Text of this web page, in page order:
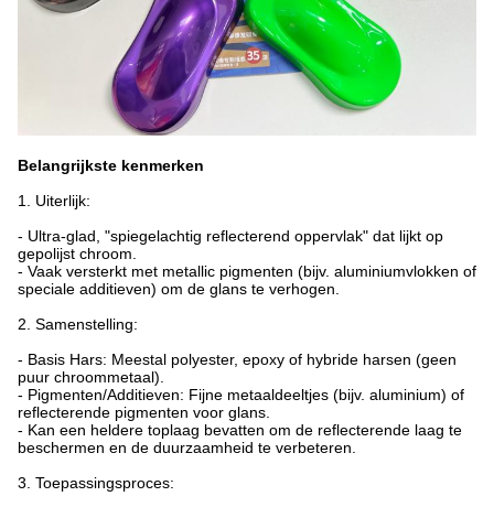
Belangrijkste kenmerken
1. Uiterlijk:
- Ultra-glad, "spiegelachtig reflecterend oppervlak" dat lijkt op
gepolijst chroom.
- Vaak versterkt met metallic pigmenten (bijv. aluminiumvlokken of
speciale additieven) om de glans te verhogen.
2. Samenstelling:
- Basis Hars: Meestal polyester, epoxy of hybride harsen (geen
puur chroommetaal).
- Pigmenten/Additieven: Fijne metaaldeeltjes (bijv. aluminium) of
reflecterende pigmenten voor glans.
- Kan een heldere toplaag bevatten om de reflecterende laag te
beschermen en de duurzaamheid te verbeteren.
3. Toepassingsproces: